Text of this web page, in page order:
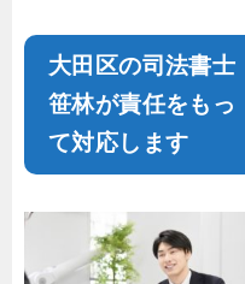
大田区の司法書士
笹林が責任をもっ
て対応します